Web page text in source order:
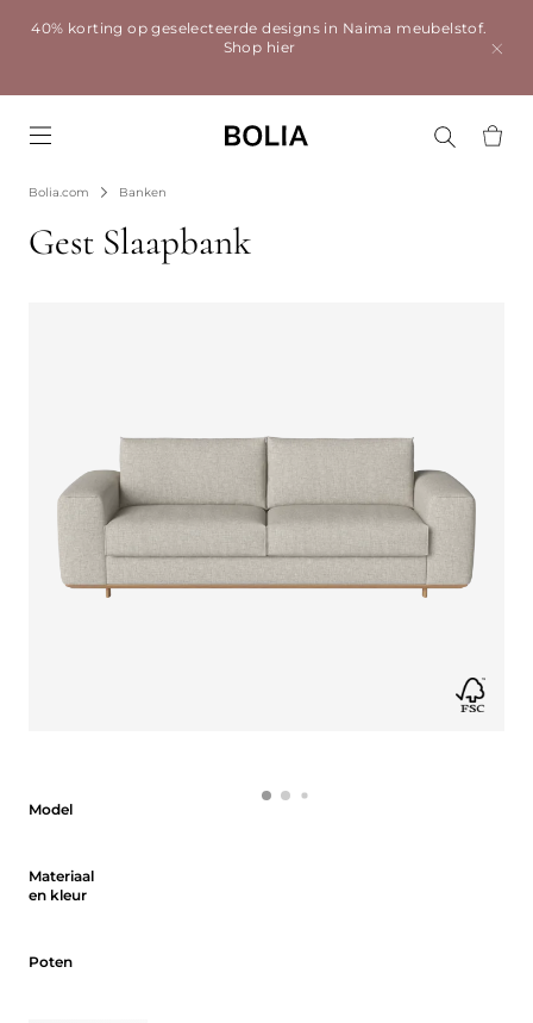
40% korting op geselecteerde designs in Naima meubelstof.
Shop hier
Bolia.com Banken
Gest Slaapbank
Model
Materiaal
en kleur
Poten